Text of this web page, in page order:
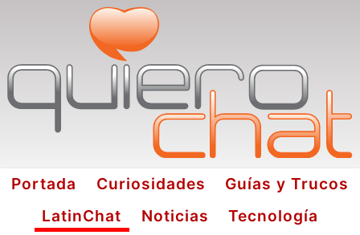
Portada Curiosidades
Guías y Trucos
LatinChat
Noticias
Tecnología